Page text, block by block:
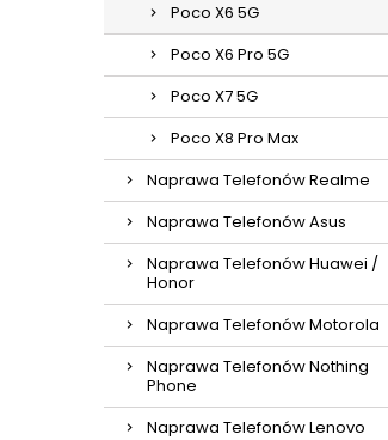
Poco X6 5G
Poco X6 Pro 5G
Poco X7 5G
Poco X8 Pro Max
Naprawa Telefonów Realme
Naprawa Telefonów Asus
Naprawa Telefonów Huawei /
Honor
Naprawa Telefonów Motorola
Naprawa Telefonów Nothing
Phone
Naprawa Telefonów Lenovo